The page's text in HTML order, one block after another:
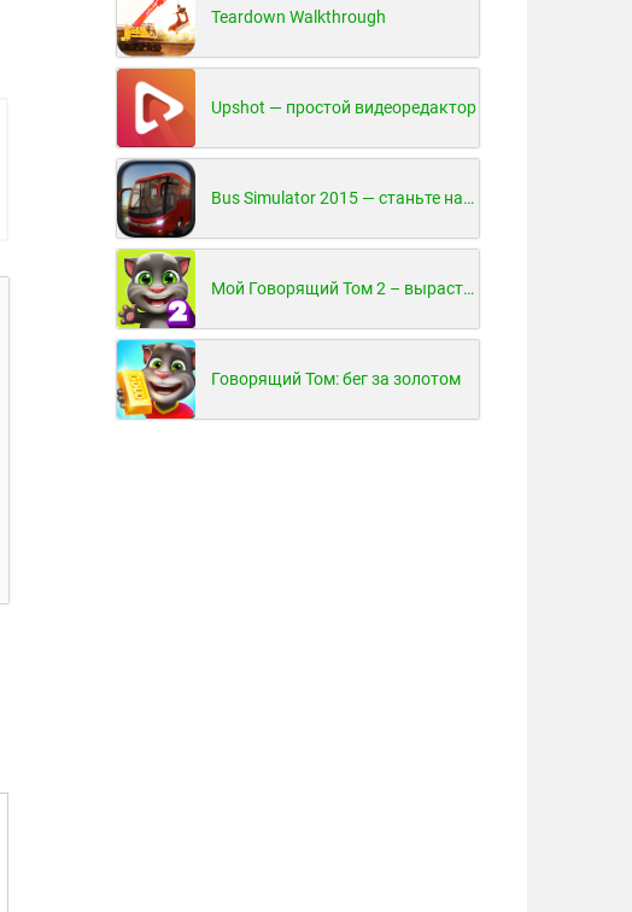
Teardown Walkthrough
Upshot — простой видеоредактор
Bus Simulator 2015 — станьте настоящим водителем автобуса!
Мой Говорящий Том 2 – вырасти и воспитай своего котенка
Говорящий Том: бег за золотом